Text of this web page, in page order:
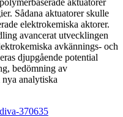
Sådana aktuatorer skulle
elektrokemiska aktorer.
avancerat utvecklingen
avkännings- och
djupgående potential
bedömning av
analytiska
370635